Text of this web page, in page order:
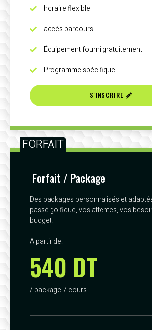
horaire flexible
accès parcours
Équipement fourni gratuitement
Programme spécifique
S'INSCRIRE
FORFAIT
Forfait / Package
Des packages personnalisés et
passé golfique, vos attentes, vos
budget.
A partir de:
540 DT
/ package 7 cours